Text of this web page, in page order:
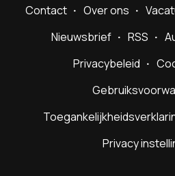
Contact Over ons
Nieuwsbrief
RSS
Privacybeleid
Privacy